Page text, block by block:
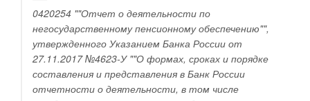
0420254 ""Отчет о деятельности по
негосударственному пенсионному обеспечению"",
утвержденного Указанием Банка России от
27.11.2017 №4623-У ""О формах, сроках и порядке
составления и представления в Банк России
отчетности о деятельности, в том числе